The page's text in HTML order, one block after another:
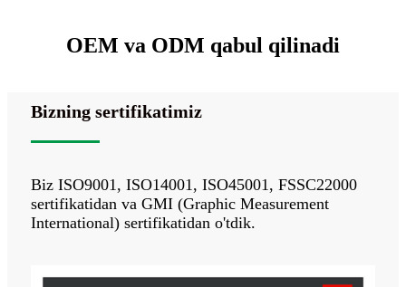
OEM va ODM qabul qilinadi
Bizning sertifikatimiz
Biz ISO9001, ISO14001, ISO45001, FSSC22000
sertifikatidan va GMI (Graphic Measurement
International) sertifikatidan o'tdik.